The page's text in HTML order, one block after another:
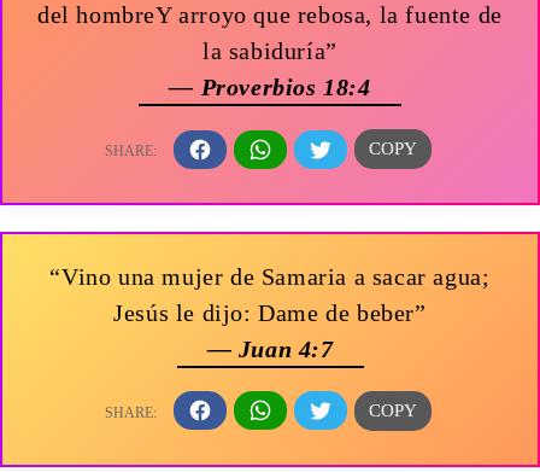
del hombreY arroyo que rebosa, la fuente de
la sabiduría”
— Proverbios 18:4
“Vino una mujer de Samaria a sacar agua;
Jesús le dijo: Dame de beber”
— Juan 4:7